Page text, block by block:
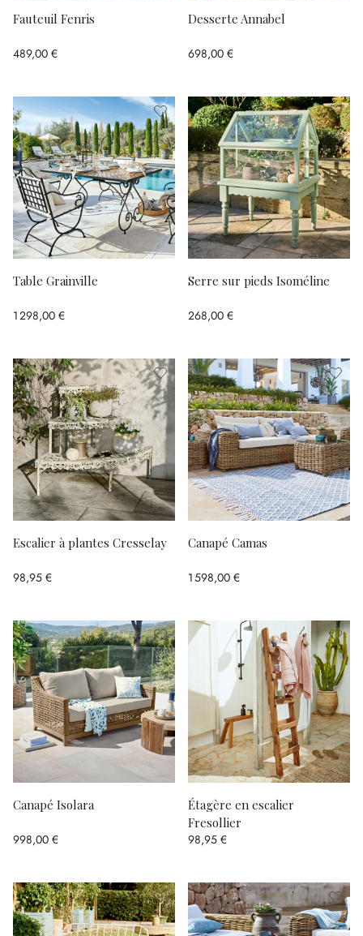
Fauteuil Fenris
489,00 €
Desserte Annabel
698,00 €
Table Grainville
1 298,00 €
Serre sur pieds Isoméline
268,00 €
Escalier à plantes Cresselay
98,95 €
Canapé Camas
1 598,00 €
Canapé Isolara
998,00 €
Étagère en escalier
Fresollier
98,95 €